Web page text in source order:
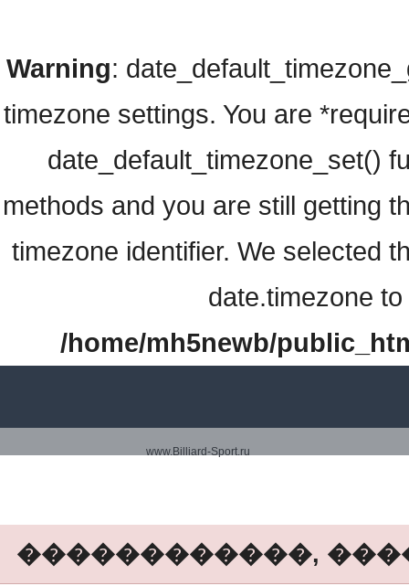
Warning:
timezone settings. You are
date_default_timezone_set()
methods and you are still getting
timezone identifier. We selected
date.timezone
/home/mh5newb/
www.Billiard-Sport.ru
������������,